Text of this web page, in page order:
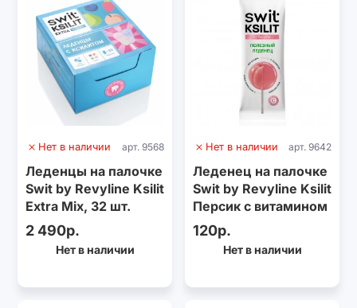
Нет в наличии арт. 9568
Леденцы на палочке
Swit by Revyline Ksilit
Extra Mix, 32 шт.
2 490р.
Нет в наличии
Нет в наличии арт. 9642
Леденец на палочке
Swit by Revyline Ksilit
Персик с витамином
С
120р.
Нет в наличии